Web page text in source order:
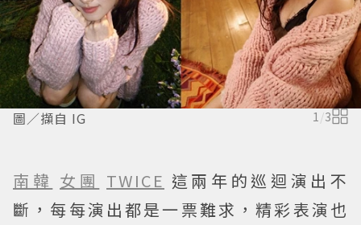
圖／擷自 IG 1 /3
南韓 女團 TWICE 這兩年的巡迴演出不
斷，每每演出都是一票難求，精彩表演也